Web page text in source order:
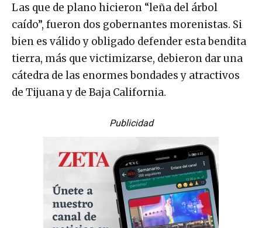
Las que de plano hicieron “leña del árbol
caído”, fueron dos gobernantes morenistas. Si
bien es válido y obligado defender esta bendita
tierra, más que victimizarse, debieron dar una
cátedra de las enormes bondades y atractivos
de Tijuana y de Baja California.
Publicidad